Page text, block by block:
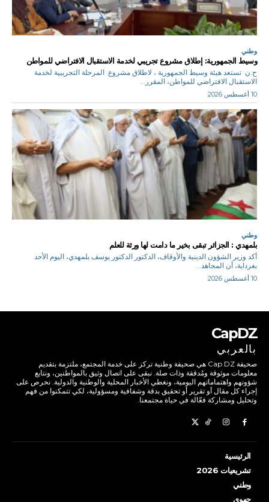
وطني
وسيط الجمهورية: إطلاق مشروع تجريبي لخدمة الاستقبال الافتراضي للمواطن
ح.ن تستعد هيئة وسيط الجمهورية ، لاطلاق مشروع المرحلة التجريبية لخدمة
الاستقبال الافتراضي للمواطن، المقرر...
10 أغسطس 2026
وطني
بلمهدي : الجزائر تبقى بخير ما دامت لها ورثة للعلم
أكد وزير الشؤون الدينية والأوقاف، الدكتور الدكتور يوسف بلمهدي، اليوم الأحد
بغرداية، أن المجاهد...
10 أغسطس 2026
CapDZ
بالعربي
صحيفة Cap DZ هي صحيفة وطنية تركز على خدمة المجتمع، ملتزمة بتقديم
معلومات موثوقة ومُدققة وذات صلة. نبقى على اتصال وثيق بالمواطنين، ونتابع
شؤونهم واهتماماتهم اليومية، ونغطي الأخبار المحلية والوطنية والدولية. نحرص على
إجراء كل مقال أو تقرير أو تحقيق بدقة وشفافية ومسؤولية، لكي تتمكنوا من فهم
وتحليل ومشاركة فعّالة في حياة مجتمعنا.
الرئيسية
تشريعيات 2026
وطني
جهوي